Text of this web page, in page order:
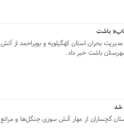
باشت
بحران استان کهگیلویه و بویراحمد از آتش
باشت خبر داد.
شد
گچساران از مهار آتش سوزی جنگل‌ها و مراتع